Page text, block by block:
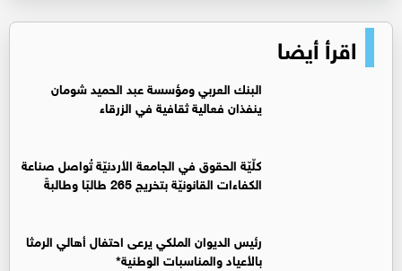
اقرأ أيضا
البنك العربي ومؤسسة عبد الحميد شومان
ينفذان فعالية ثقافية في الزرقاء
كلّيّة الحقوق في الجامعة الأردنيّة تُواصل صناعة
الكفاءات القانونيّة بتخريج 265 طالبًا وطالبةً
رئيس الديوان الملكي يرعى احتفال أهالي الرمثا
بالأعياد والمناسبات الوطنية*